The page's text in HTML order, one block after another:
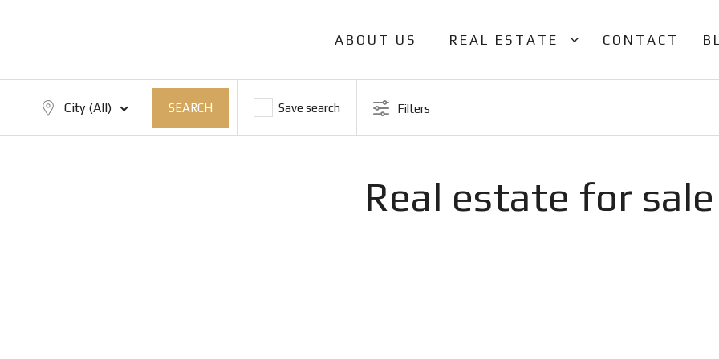
ABOUT US REAL ESTATE CONTACT
City (All) Save search Filters
Real estate for sale